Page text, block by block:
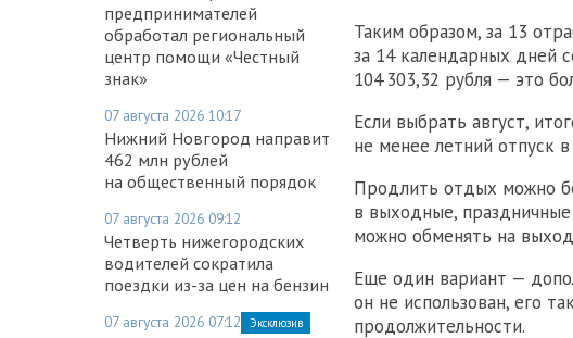
предпринимателей
обработал региональный
центр помощи «Честный
знак»
07 августа 2026 10:17
Нижний Новгород направит
462 млн рублей
на общественный порядок
07 августа 2026 09:12
Четверть нижегородских
водителей сократила
поездки из-за цен на бензин
07 августа 2026 07:12 Эксклюзив
Таким образом, за 13
за 14 календарных дней
104 303,32 рубля — это
Если выбрать август,
не менее летний отпуск
Продлить отдых можно
в выходные,
можно обменять на
Еще один вариант —
он не использован, его
продолжительности.